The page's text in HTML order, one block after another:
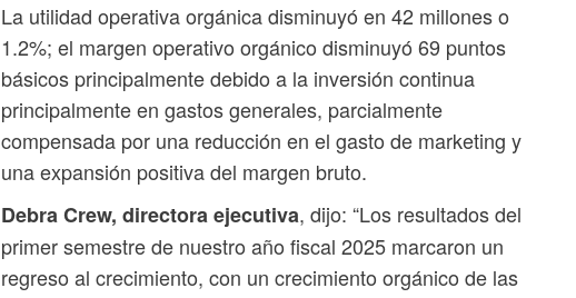
La utilidad operativa orgánica disminuyó en 42 millones o
1.2%; el margen operativo orgánico disminuyó 69 puntos
básicos principalmente debido a la inversión continua
principalmente en gastos generales, parcialmente
compensada por una reducción en el gasto de marketing y
una expansión positiva del margen bruto.
Debra Crew, directora ejecutiva, dijo: “Los resultados del
primer semestre de nuestro año fiscal 2025 marcaron un
regreso al crecimiento, con un crecimiento orgánico de las